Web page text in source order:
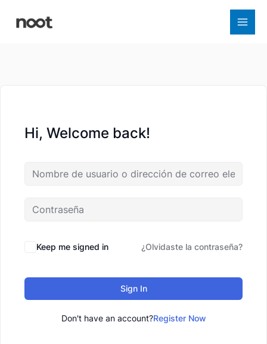
Hi, Welcome back!
Keep me signed in ¿Olvidaste la contraseña?
Sign In
Don't have an account?Register Now